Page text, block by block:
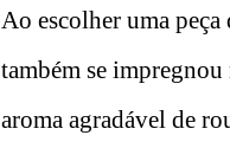
Ao escolher uma
também se
aroma agradável de